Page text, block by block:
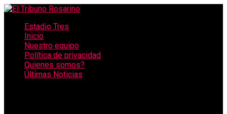
Estadio Tres
Inicio
Nuestro equipo
Política de privacidad
Quienes somos?
Últimas Noticias